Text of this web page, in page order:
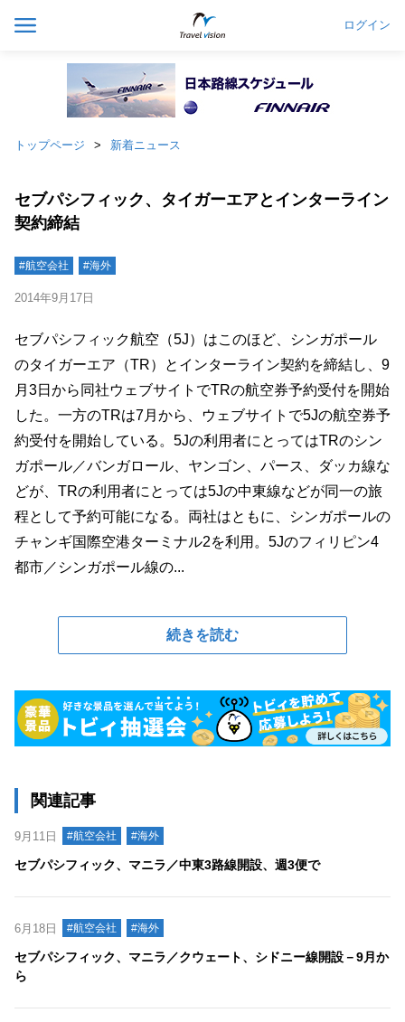
ログイン
トップページ 新着ニュース
セブパシフィック、タイガーエアとインターライン
契約締結
#航空会社 #海外
2014年9月17日
セブパシフィック航空（5J）はこのほど、シンガポール
のタイガーエア（TR）とインターライン契約を締結し、9
月3日から同社ウェブサイトでTRの航空券予約受付を開始
した。一方のTRは7月から、ウェブサイトで5Jの航空券予
約受付を開始している。5Jの利用者にとってはTRのシン
ガポール／バンガロール、ヤンゴン、パース、ダッカ線な
どが、TRの利用者にとっては5Jの中東線などが同一の旅
程として予約可能になる。両社はともに、シンガポールの
チャンギ国際空港ターミナル2を利用。5Jのフィリピン4
都市／シンガポール線の...
続きを読む
関連記事
9月11日 #航空会社 #海外
セブパシフィック、マニラ／中東3路線開設、週3便で
6月18日 #航空会社 #海外
セブパシフィック、マニラ／クウェート、シドニー線開設－9月か
ら